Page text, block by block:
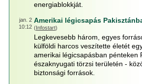
energiablokkját.
jan. 2
10:12
Amerikai légicsapás
(Infostart)
Legkevesebb három, egyes
külföldi harcos veszítette életét
amerikai légicsapásban pénteken
északnyugati törzsi területén -
biztonsági források.